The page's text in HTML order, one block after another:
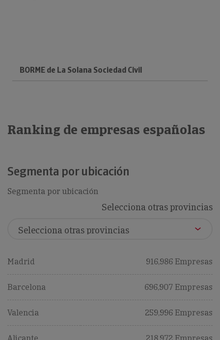
BORME de La Solana Sociedad Civil
Ranking de empresas españolas
Segmenta por ubicación
Segmenta por ubicación
Selecciona otras provincias
Madrid 916,986 Empresas
Barcelona 696,907 Empresas
Valencia 259,996 Empresas